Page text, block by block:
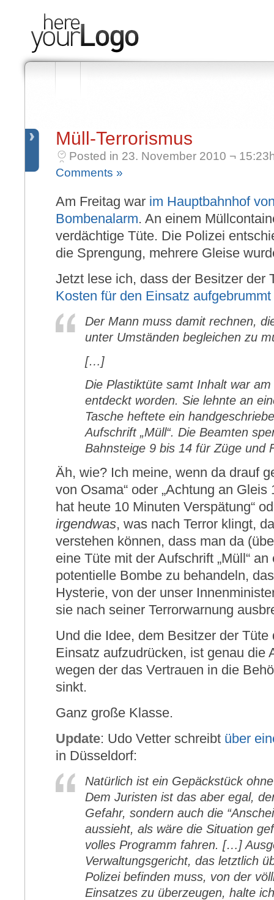
Müll-Terrorismus
Posted in 23. November 2010 ¬
Comments »
Am Freitag war im Hauptbahnhof
Bombenalarm. An einem
verdächtige Tüte. Die Polizei
die Sprengung, mehrere Gleise
Jetzt lese ich, dass der Besitzer der
Kosten für den Einsatz aufgebrummt
Der Mann muss damit rechnen,
unter Umständen begleichen zu
[…]
Die Plastiktüte samt Inhalt war
entdeckt worden. Sie lehnte an
Tasche heftete ein
Aufschrift „Müll“. Die Beamten
Bahnsteige 9 bis 14 für Züge und
Äh, wie? Ich meine, wenn da drauf
von Osama“ oder „Achtung an
hat heute 10 Minuten Verspätung“
irgendwas, was nach Terror klingt,
verstehen können, dass man da
eine Tüte mit der Aufschrift „Müll“
potentielle Bombe zu behandeln,
Hysterie, von der unser
sie nach seiner Terrorwarnung
Und die Idee, dem Besitzer der Tüte
Einsatz aufzudrücken, ist genau die
wegen der das Vertrauen in die
sinkt.
Ganz große Klasse.
Update: Udo Vetter schreibt über
in Düsseldorf:
Natürlich ist ein Gepäckstück
Dem Juristen ist das aber egal,
Gefahr, sondern auch die
aussieht, als wäre die Situation
volles Programm fahren. […]
Verwaltungsgericht, das letztlich
Polizei befinden muss, von der
Einsatzes zu überzeugen, halte